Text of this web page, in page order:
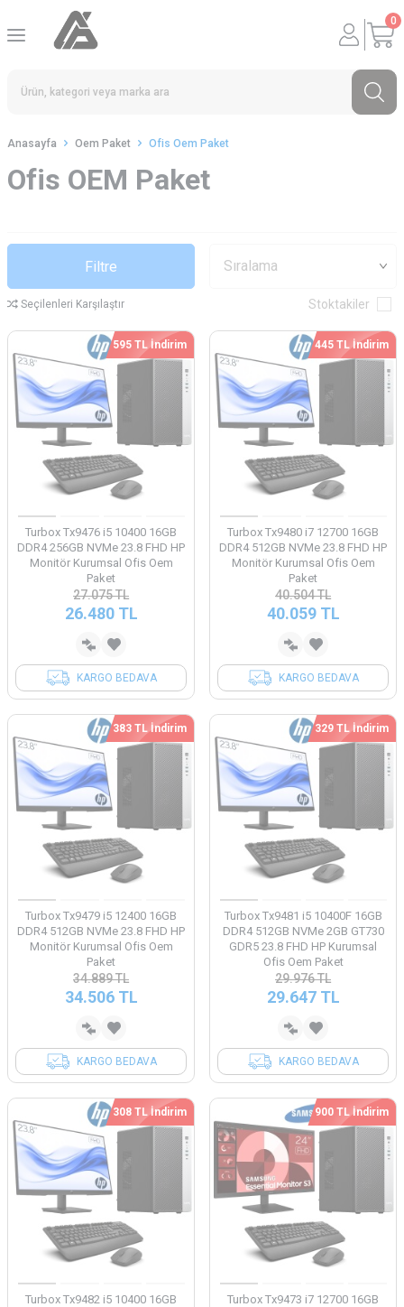
0
Anasayfa Oem Paket Ofis Oem Paket
Ofis OEM Paket
Filtre
Stoktakiler
Seçilenleri Karşılaştır
595 TL İndirim
Turbox Tx9476 i5 10400 16GB
DDR4 256GB NVMe 23.8 FHD HP
Monitör Kurumsal Ofis Oem
Paket
27.075TL
26.480TL
KARGO BEDAVA
445 TL İndirim
Turbox Tx9480 i7 12700 16GB
DDR4 512GB NVMe 23.8 FHD HP
Monitör Kurumsal Ofis Oem
Paket
40.504TL
40.059TL
KARGO BEDAVA
383 TL İndirim
Turbox Tx9479 i5 12400 16GB
DDR4 512GB NVMe 23.8 FHD HP
Monitör Kurumsal Ofis Oem
Paket
34.889TL
34.506TL
KARGO BEDAVA
329 TL İndirim
Turbox Tx9481 i5 10400F 16GB
DDR4 512GB NVMe 2GB GT730
GDR5 23.8 FHD HP Kurumsal
Ofis Oem Paket
29.976TL
29.647TL
KARGO BEDAVA
308 TL İndirim
Turbox Tx9482 i5 10400 16GB
900 TL İndirim
Turbox Tx9473 i7 12700 16GB